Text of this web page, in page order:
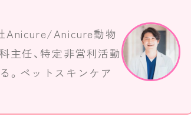
Anicure/Anicure動物
主任、特定非営利活動
。ペットスキンケア